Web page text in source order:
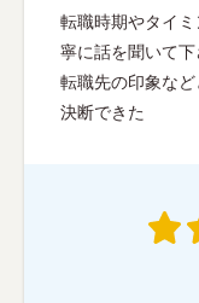
転職時期やタイ
寧に話を聞いて
転職先の印象な
決断できた